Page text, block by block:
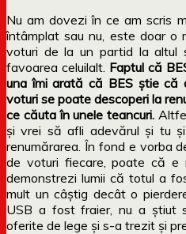
Nu am dovezi în ce am scris
întâmplat sau nu, este doar o
voturi de la un partid la altul
favoarea celuilalt. Faptul că
una îmi arată că BES știe că
voturi se poate descoperi la
ce căuta în unele teancuri.
și vrei să afli adevărul și tu
renumărarea. În fond e vorba
de voturi fiecare, poate că e
demonstrezi lumii că totul a
mult un câștig decât o
USB a fost fraier, nu a știut
oferite de lege și s-a trezit și